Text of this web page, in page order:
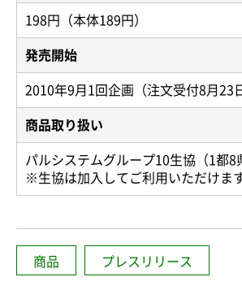
198円（本体189円）
発売開始
2010年9月1回企画（注文受付8月23
商品取り扱い
パルシステムグループ10生協（1都8
※生協は加入してご利用いただけます
商品 プレスリリース